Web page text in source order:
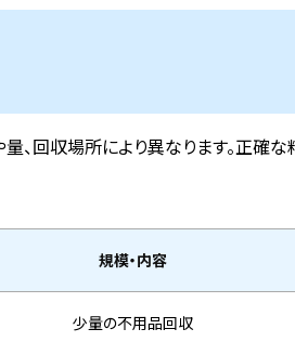
、回収場所により異なります。正
規模・内容
少量の不用品回収